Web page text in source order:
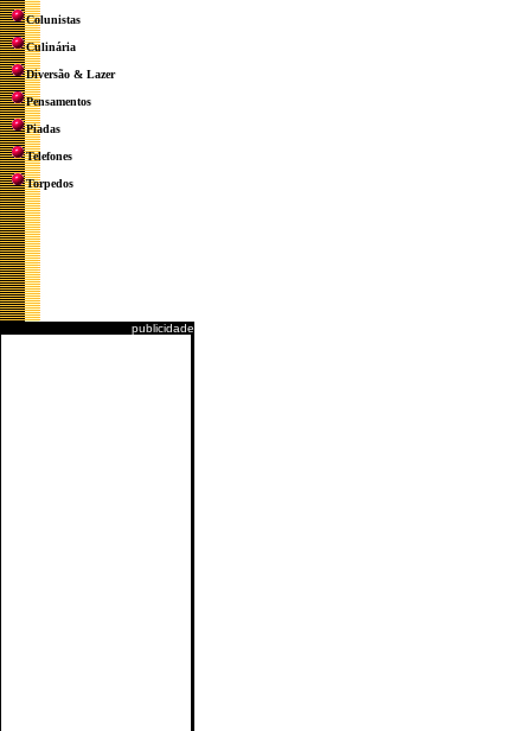
Colunistas
Culinária
Diversão & Lazer
Pensamentos
Piadas
Telefones
Torpedos
publicidade